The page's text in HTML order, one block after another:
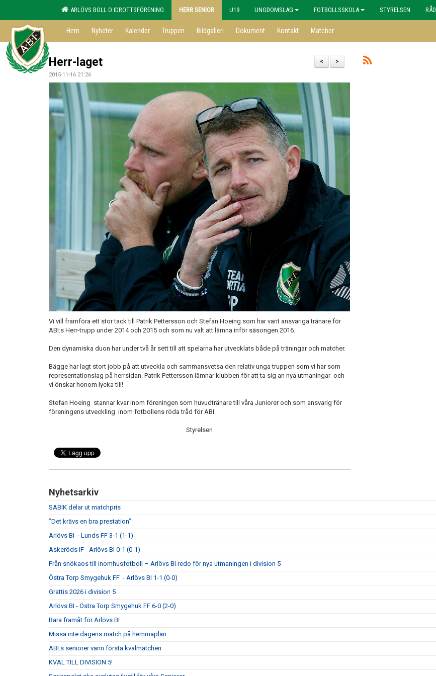
ARLÖVS BOLL O IDROTTSFÖRENING HERR SENIOR U19 UNGDOMSLAG FOTBOLLSSKOLA STYRELSEN
Hem Nyheter Kalender Truppen Bildgalleri Dokument Kontakt Matcher
>
<
Herr-laget
2015-11-16 21:26
Vi vill framföra ett stor tack till Patrik Pettersson och Stefan Hoeing som har varit ansvariga tränare för
ABI:s Herr-trupp under 2014 och 2015 och som nu valt att lämna inför säsongen 2016.
Den dynamiska duon har under två år sett till att spelarna har utvecklats både på träningar och matcher.
Bägge har lagt stort jobb på att utveckla och sammansvetsa den relativ unga truppen som vi har som
representationslag på herrsidan. Patrik Pettersson lämnar klubben för att ta sig an nya utmaningar och
vi önskar honom lycka till!
Stefan Hoeing stannar kvar inom föreningen som huvudtränare till våra Juniorer och som ansvarig för
föreningens utveckling inom fotbollens röda tråd för ABI.
Styrelsen
Nyhetsarkiv
SABIK delar ut matchpris
”Det krävs en bra prestation”
Arlövs BI - Lunds FF 3-1 (1-1)
Askeröds IF - Arlövs BI 0-1 (0-1)
Från snökaos till inomhusfotboll – Arlövs BI redo för nya utmaningen i division 5
Östra Torp Smygehuk FF - Arlövs BI 1-1 (0-0)
Grattis 2026 i division 5
Arlövs BI - Östra Torp Smygehuk FF 6-0 (2-0)
Bara framåt för Arlövs BI
Missa inte dagens match på hemmaplan
ABI:s seniorer vann första kvalmatchen
KVAL TILL DIVISION 5!